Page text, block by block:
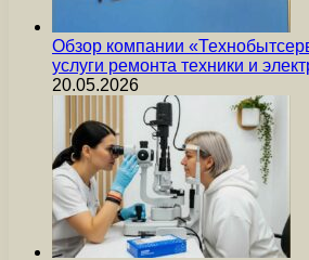
Обзор компании
услуги ремонта техники и
20.05.2026